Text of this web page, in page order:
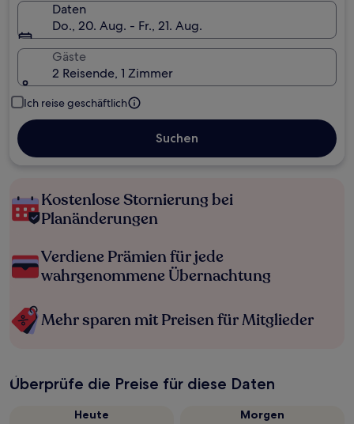
Daten
Do., 20. Aug. - Fr., 21. Aug.
Gäste
2 Reisende, 1 Zimmer
Ich reise geschäftlich
Suchen
Kostenlose Stornierung bei
Planänderungen
Verdiene Prämien für jede
wahrgenommene Übernachtung
Mehr sparen mit Preisen für Mitglieder
Überprüfe die Preise für diese Daten
Heute
Morgen